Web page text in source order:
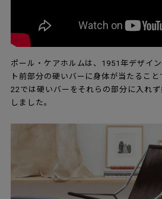
ポール・ケアホルムは、1951年デザイン
ト前部分の硬いバーに身体が当たるこ
22では硬いバーをそれらの部分に入れ
しました。